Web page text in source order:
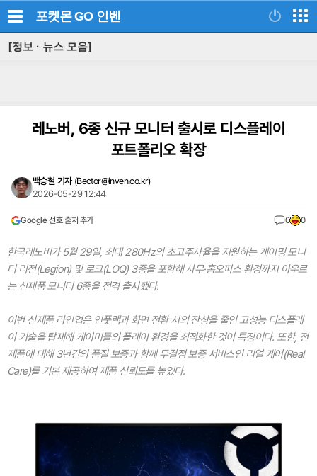
포켓몬 GO 인벤
[정보 · 뉴스 모음]
레노버, 6종 신규 모니터 출시로 디스플레이
포트폴리오 확장
백승철 기자 (Bector@inven.co.kr)
2026-05-29 12:44
Google 선호 출처 추가 0 0
한국레노버가 5월 29일, 최대 280Hz의 초고주사율을 지원하는 게이밍 모니
터 리전(Legion) 및 로크(LOQ) 3종을 포함해 사무·홈오피스 환경까지 아우르
는 신제품 모니터 6종을 전격 출시했다.
이번 신제품 라인업은 인풋랙과 화면 전환 시의 잔상을 줄인 고성능 디스플레
이 기술을 탑재해 게이머들의 플레이 환경을 최적화한 것이 특징이다. 또한, 전
제품에 대해 3년간의 품질 보증과 함께 무결점 보증 서비스인 리얼 케어(Real
Care)를 기본 제공하여 제품 신뢰도를 높였다.